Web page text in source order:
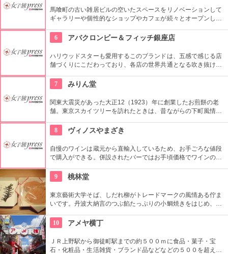
馬喰町の古い雑居ビルの空いたスペースをリノベーションして
ギャラリーや個性的なショップやカフェが続々とオープンした
注目を浴びるアートビルとなっている。
6 アバクロンビー＆フィッチ銀座店
ハリウッドスターも愛用するこのブランドは、五感で感じる店
舗づくりにこだわっており、各店の世界共通となる吹き抜けの
壁面を描き刺激的でエネルギッシュな店舗空間を演出してい
る。
7 みりん堂
関東大震災があった大正12（1923）年に創業したお煎餅の老
舗。東京スカイツリーを訪れたときは、昔ながらの下町風情と
ではぬれ煎餅にアイスクリームをはさんだ「ぬれソフト」も人
気。
8 ヴィノスやまざき
自慢のワインは蔵元から直輸入しているため、お手ごろな値段
で購入ができる。併設されたバーではお手頃価格でワインのテ
9
桃林堂
東京藝術大学そば、しだれ柳がトレードマークの風情ある佇ま
いです。丹波大納言のつぶ餡たっぷりの小鯛焼きをはじめ、水
ます。お抹茶をいただきながら店内でも。
10 アメヤ横丁
ＪＲ上野駅から御徒町駅までの約５００ｍに食品・菓子・宝
石・化粧品・生活雑貨・ブランド品などなどの５００を超える